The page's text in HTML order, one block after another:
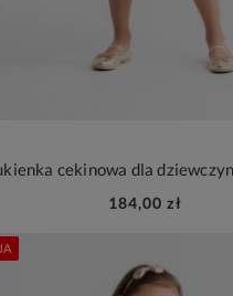
cekinowa dla
184,00 zł